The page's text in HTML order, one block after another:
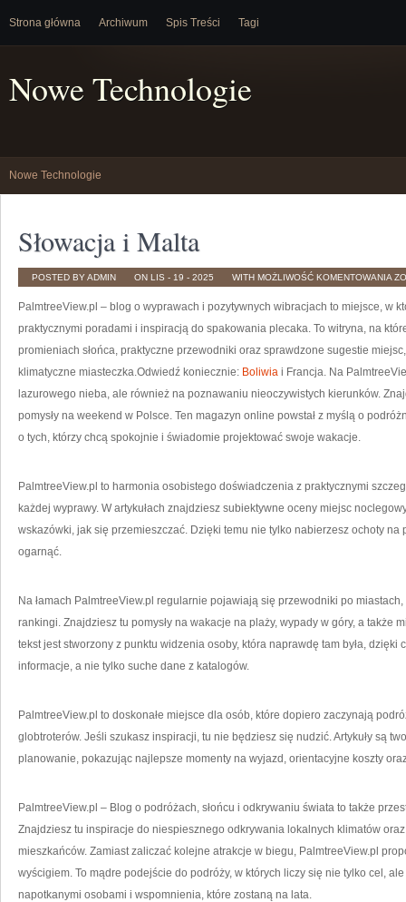
Strona główna Archiwum Spis Treści Tagi
Nowe Technologie
Nowe Technologie
Słowacja i Malta
POSTED BY ADMIN ON LIS - 19 - 2025 WITH MOŻLIWOŚĆ KOMENTOWANIA
I
PalmtreeView.pl – blog o wyprawach i pozytywnych wibracjach to miejsce, w
praktycznymi poradami i inspiracją do spakowania plecaka. To witryna, na
promieniach słońca, praktyczne przewodniki oraz sprawdzone sugestie
klimatyczne miasteczka.Odwiedź koniecznie: Boliwia i Francja. Na
lazurowego nieba, ale również na poznawaniu nieoczywistych kierunków.
pomysły na weekend w Polsce. Ten magazyn online powstał z myślą o
o tych, którzy chcą spokojnie i świadomie projektować swoje wakacje.
PalmtreeView.pl to harmonia osobistego doświadczenia z praktycznymi
każdej wyprawy. W artykułach znajdziesz subiektywne oceny miejsc
wskazówki, jak się przemieszczać. Dzięki temu nie tylko nabierzesz ochoty na
ogarnąć.
Na łamach PalmtreeView.pl regularnie pojawiają się przewodniki po
rankingi. Znajdziesz tu pomysły na wakacje na plaży, wypady w góry, a także
tekst jest stworzony z punktu widzenia osoby, która naprawdę tam była, dzięki
informacje, a nie tylko suche dane z katalogów.
PalmtreeView.pl to doskonałe miejsce dla osób, które dopiero zaczynają
globtroterów. Jeśli szukasz inspiracji, tu nie będziesz się nudzić. Artykuły są
planowanie, pokazując najlepsze momenty na wyjazd, orientacyjne koszty
PalmtreeView.pl – Blog o podróżach, słońcu i odkrywaniu świata to także
Znajdziesz tu inspiracje do niespiesznego odkrywania lokalnych klimatów
mieszkańców. Zamiast zaliczać kolejne atrakcje w biegu, PalmtreeView.pl
wyścigiem. To mądre podejście do podróży, w których liczy się nie tylko cel,
napotkanymi osobami i wspomnienia, które zostaną na lata.